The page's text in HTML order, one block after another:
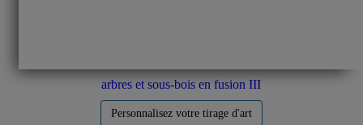
arbres et sous-bois en fusion III
Personnalisez votre tirage d'art